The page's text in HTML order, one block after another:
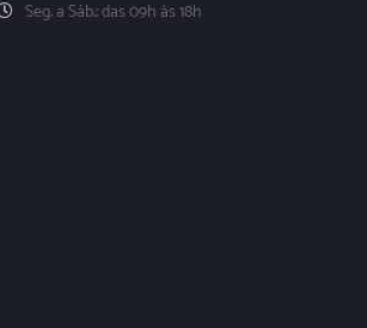
Seg. a Sáb.: das 09h às 18h